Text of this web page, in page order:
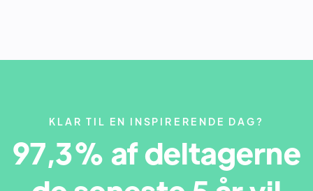
KLAR TIL EN INSPIRERENDE DAG?
97,3% af deltagerne